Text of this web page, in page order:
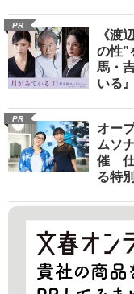
PR
《渡
の性”
馬・
いる』
PR
オー
ムソ
催 仕
る特